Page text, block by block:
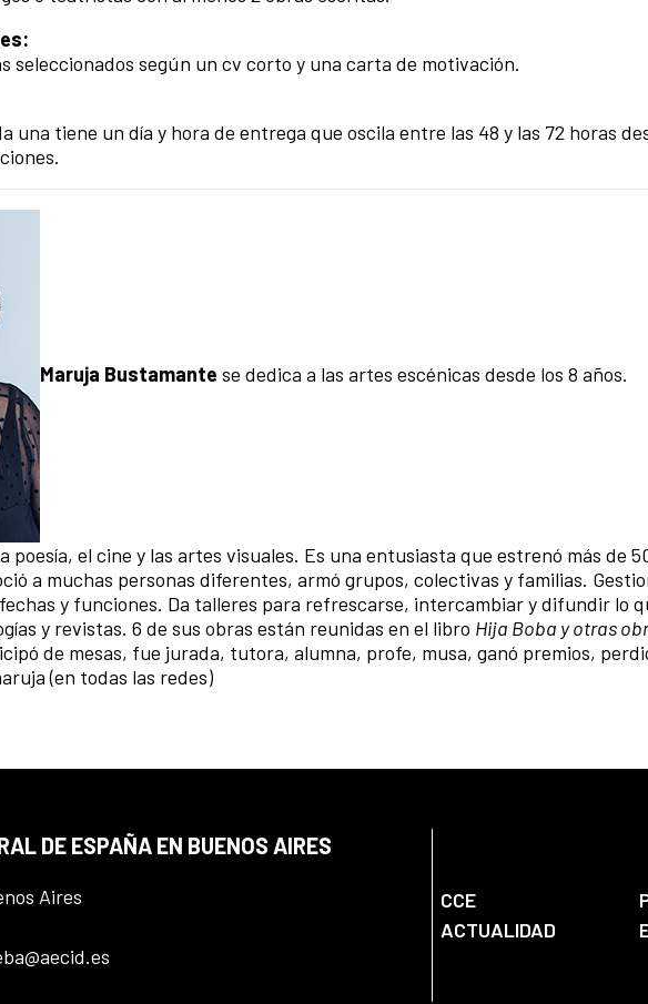
seleccionados según un cv corto y una carta de motivación.
una tiene un día y hora de entrega que oscila entre las 48 y las 72 horas
Maruja Bustamante se dedica a las artes escénicas desde los 8 años.
poesía, el cine y las artes visuales. Es una entusiasta que estrenó más de
a muchas personas diferentes, armó grupos, colectivas y familias.
y funciones. Da talleres para refrescarse, intercambiar y difundir lo
y revistas. 6 de sus obras están reunidas en el libro Hija Boba y otras
de mesas, fue jurada, tutora, alumna, profe, musa, ganó premios,
(en todas las redes)
DE ESPAÑA EN BUENOS AIRES
Aires
CCE
ACTUALIDAD